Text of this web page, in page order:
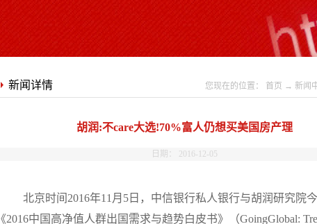
新闻详情 您现在的位置： 首页 → 新闻
胡润:不care大选!70%富人仍想买美国房产理
日期： 2016-12-05
北京时间2016年11月5日，中信银行私人银行与胡润研究院
《2016中国高净值人群出国需求与趋势白皮书》（GoingGlobal: